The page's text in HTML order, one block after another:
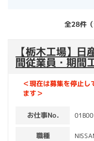
全28件
【栃木工場】
間従業員・期
＜現在は募集を停止し
ます＞
お仕事No.
職種